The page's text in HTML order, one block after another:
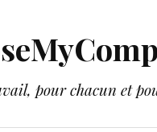
pour chacun et